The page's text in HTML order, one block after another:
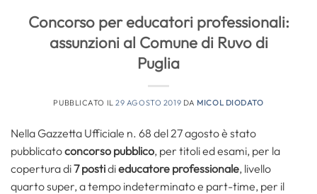
Concorso per educatori professionali:
assunzioni al Comune di Ruvo di
Puglia
PUBBLICATO IL29 AGOSTO 2019 DA MICOL DIODATO
Nella Gazzetta Ufficiale n. 68 del 27 agosto è stato
pubblicatoconcorso pubblico, per titoli ed esami, per la
copertura di7 postidieducatore professionale, livello
quarto super, a tempo indeterminato e part-time, per il